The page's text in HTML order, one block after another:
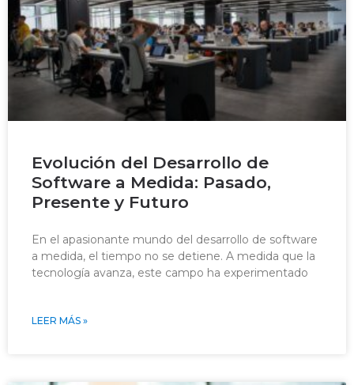
Evolución del Desarrollo de
Software a Medida: Pasado,
Presente y Futuro
En el apasionante mundo del desarrollo de software
a medida, el tiempo no se detiene. A medida que la
tecnología avanza, este campo ha experimentado
LEER MÁS »